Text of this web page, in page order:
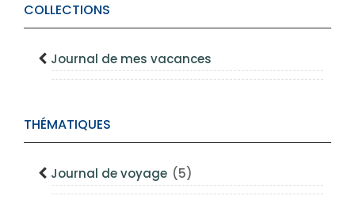
COLLECTIONS
Journal de mes vacances
THÉMATIQUES
Journal de voyage (5)